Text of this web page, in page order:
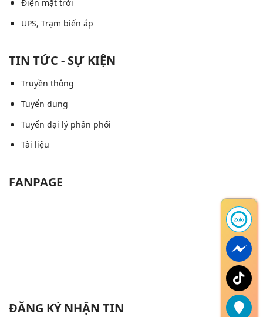
Điện mặt trời
UPS, Trạm biến áp
TIN TỨC - SỰ KIỆN
Truyền thông
Tuyển dụng
Tuyển đại lý phân phối
Tài liệu
FANPAGE
ĐĂNG KÝ NHẬN TIN